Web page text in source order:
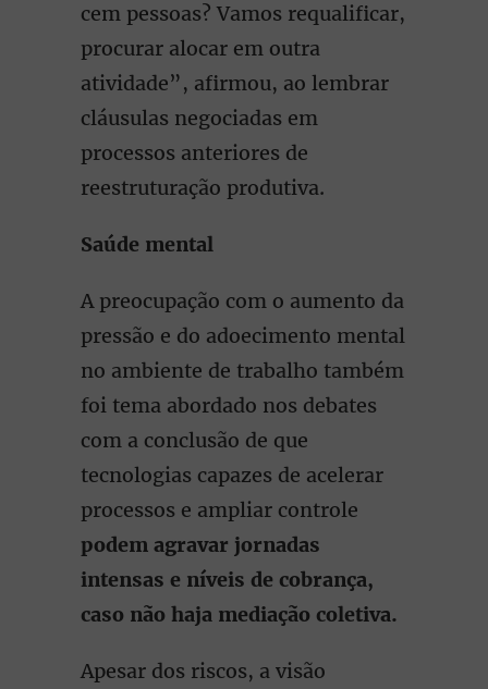
cem pessoas? Vamos requalificar,
procurar alocar em outra
atividade”, afirmou, ao lembrar
cláusulas negociadas em
processos anteriores de
reestruturação produtiva.
Saúde mental
A preocupação com o aumento da
pressão e do adoecimento mental
no ambiente de trabalho também
foi tema abordado nos debates
com a conclusão de que
tecnologias capazes de acelerar
processos e ampliar controle
podem agravar jornadas
intensas e níveis de cobrança,
caso não haja mediação coletiva.
Apesar dos riscos, a visão